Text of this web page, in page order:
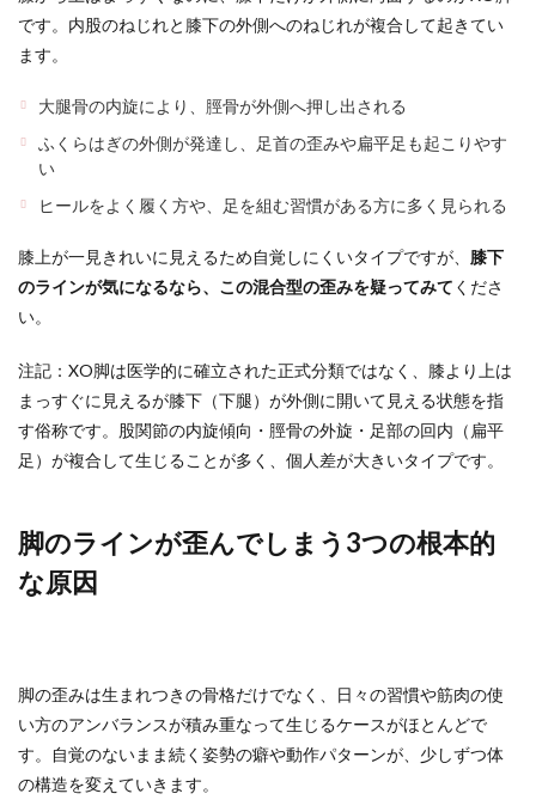
です。内股のねじれと膝下の外側へのねじれが複合して起きてい
ます。
大腿骨の内旋により、脛骨が外側へ押し出される
ふくらはぎの外側が発達し、足首の歪みや扁平足も起こりやす
い
ヒールをよく履く方や、足を組む習慣がある方に多く見られる
膝上が一見きれいに見えるため自覚しにくいタイプですが、 膝下
のラインが気になるなら、この混合型の歪みを疑ってみて くださ
い。
注記：XO脚は医学的に確立された正式分類ではなく、膝より上は
まっすぐに見えるが膝下（下腿）が外側に開いて見える状態を指
す俗称です。股関節の内旋傾向・脛骨の外旋・足部の回内（扁平
足）が複合して生じることが多く、個人差が大きいタイプです。
脚のラインが歪んでしまう3つの根本的
な原因
脚の歪みは生まれつきの骨格だけでなく、日々の習慣や筋肉の使
い方のアンバランスが積み重なって生じるケースがほとんどで
す。自覚のないまま続く姿勢の癖や動作パターンが、少しずつ体
の構造を変えていきます。